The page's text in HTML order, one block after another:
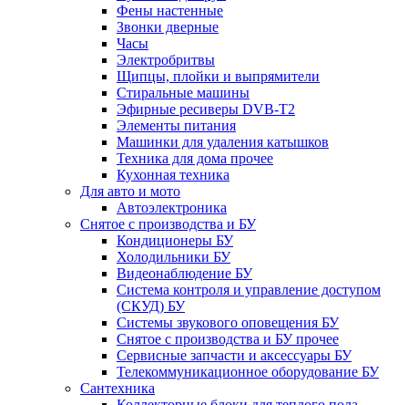
Фены настенные
Звонки дверные
Часы
Электробритвы
Щипцы, плойки и выпрямители
Стиральные машины
Эфирные ресиверы DVB-T2
Элементы питания
Машинки для удаления катышков
Техника для дома прочее
Кухонная техника
Для авто и мото
Автоэлектроника
Снятое с производства и БУ
Кондиционеры БУ
Холодильники БУ
Видеонаблюдение БУ
Система контроля и управление доступом
(СКУД) БУ
Системы звукового оповещения БУ
Снятое с производства и БУ прочее
Сервисные запчасти и аксессуары БУ
Телекоммуникационное оборудование БУ
Сантехника